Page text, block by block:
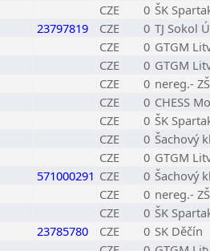
CZE 0 ŠK
23797819 CZE 0 TJ Sokol
CZE 0 GTGM
CZE 0 GTGM
CZE 0 nereg.-
CZE 0 CHESS
CZE 0 ŠK
CZE 0 Šachový
CZE 0 GTGM
571000291 CZE 0 Šachový
CZE 0 nereg.-
CZE 0 ŠK
23785780 CZE 0 SK Děčín